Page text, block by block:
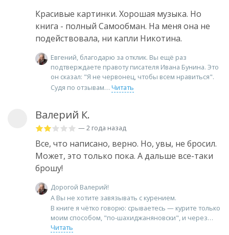
Красивые картинки. Хорошая музыка. Но
книга - полный Самообман. На меня она не
подействовала, ни капли Никотина.
Евгений, благодарю за отклик. Вы ещё раз
подтверждаете правоту писателя Ивана Бунина. Это
он сказал: "Я не червонец, чтобы всем нравиться".
Судя по отзывам
Читать
Валерий К.
— 2 года назад
Все, что написано, верно. Но, увы, не бросил.
Может, это только пока. А дальше все-таки
брошу!
Дорогой Валерий!
А Вы не хотите завязывать с курением.
В книге я чётко говорю: срываетесь — курите только
моим способом, "по-шахиджаняновски", и через
Читать